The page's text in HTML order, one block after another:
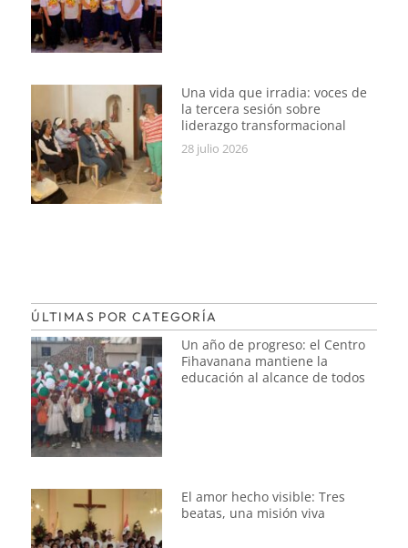
Una vida que irradia: voces de
la tercera sesión sobre
liderazgo transformacional
28 julio 2026
ÚLTIMAS POR CATEGORÍA
Un año de progreso: el Centro
Fihavanana mantiene la
educación al alcance de todos
El amor hecho visible: Tres
beatas, una misión viva